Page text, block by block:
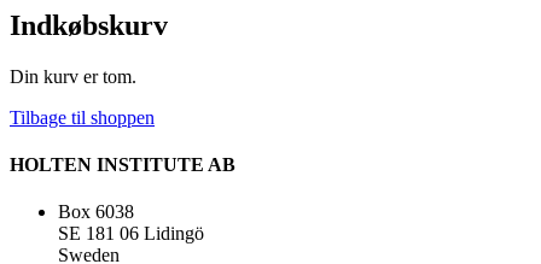
Indkøbskurv
Din kurv er tom.
Tilbage til shoppen
HOLTEN INSTITUTE AB
Box 6038
SE 181 06 Lidingö
Sweden